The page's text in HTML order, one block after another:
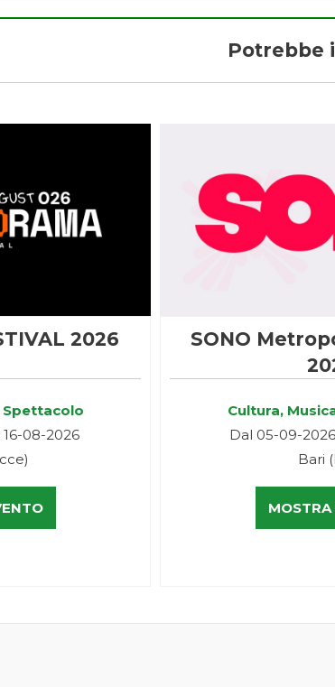
Potrebbe
2026
Spettacolo
08-2026
SONO
Cultura,
Dal 05-09-
Bari